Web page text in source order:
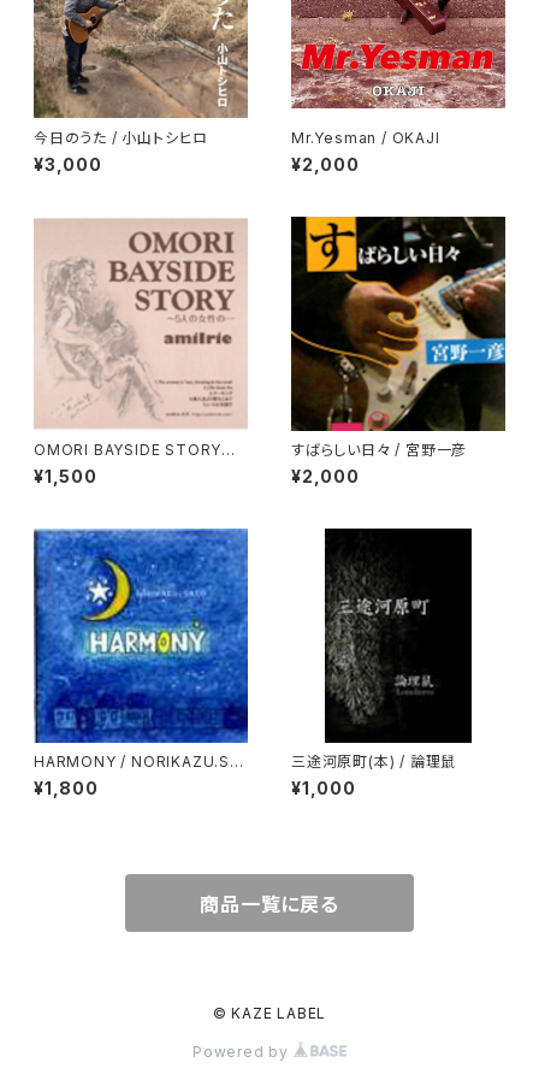
今日のうた / 小山トシヒロ
¥3,000
Mr.Yesman / OKAJI
¥2,000
OMORI BAYSIDE STORY〜5
人の女性の… / AMIIRIE
¥1,500
すばらしい日々 / 宮野一彦
¥2,000
HARMONY / NORIKAZU.SA
TO
¥1,800
三途河原町(本) / 論理鼠
¥1,000
商品一覧に戻る
© KAZE LABEL
Powered by